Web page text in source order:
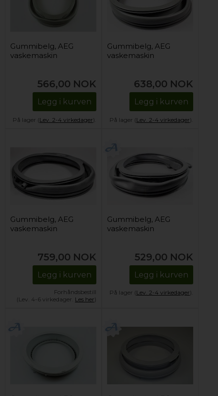
Gummibelg, AEG
vaskemaskin
566,00 NOK
Legg i kurven
På lager (Lev. 2-4 virkedager).
Gummibelg, AEG
vaskemaskin
638,00 NOK
Legg i kurven
På lager (Lev. 2-4 virkedager).
Gummibelg, AEG
vaskemaskin
759,00 NOK
Legg i kurven
Forhåndsbestill
(Lev. 4-6 virkedager. Les her)
Gummibelg, AEG
vaskemaskin
529,00 NOK
Legg i kurven
På lager (Lev. 2-4 virkedager).